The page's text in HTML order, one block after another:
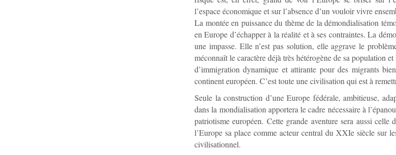
l’espace économique et sur l’absence d’un vouloir vivre
La montée en puissance du thème de la démondialisation
en Europe d’échapper à la réalité et à ses contraintes. La
une impasse. Elle n’est pas solution, elle aggrave le
méconnaît le caractère déjà très hétérogène de sa population
d’immigration dynamique et attirante pour des migrants
continent européen. C’est toute une civilisation qui est à
Seule la construction d’une Europe fédérale, ambitieuse,
dans la mondialisation apportera le cadre nécessaire à
patriotisme européen. Cette grande aventure sera aussi celle
l’Europe sa place comme acteur central du XXIe siècle sur
civilisationnel.